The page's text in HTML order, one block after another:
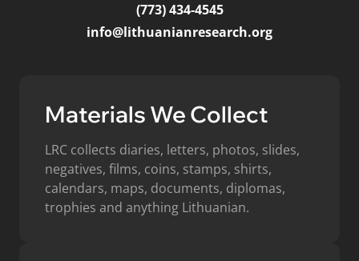
(773) 434-4545
info@lithuanianresearch.org
Materials We Collect
LRC collects diaries, letters, photos, slides,
negatives, films, coins, stamps, shirts,
calendars, maps, documents, diplomas,
trophies and anything Lithuanian.